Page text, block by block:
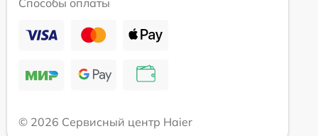
© 2026 Сервисный центр Haier